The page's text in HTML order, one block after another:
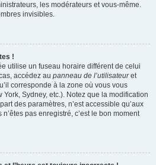
les modérateurs et vous-même.
invisibles.
!
utilise un fuseau horaire différent de celui
accédez au panneau de l’utilisateuret
corresponde à la zone où vous vous
Sydney, etc.). Notez que la modification
des paramètres, n’est accessible qu’aux
pas enregistré, c’est le bon moment